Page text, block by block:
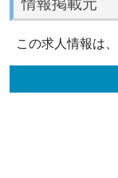
この求人情報は、